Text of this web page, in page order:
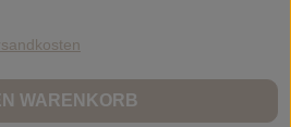
und lebensmittelecht. Die
Edelstahlausstecher können zum
oder für Filzarbeiten zum Seifen- oder
WARENKORB